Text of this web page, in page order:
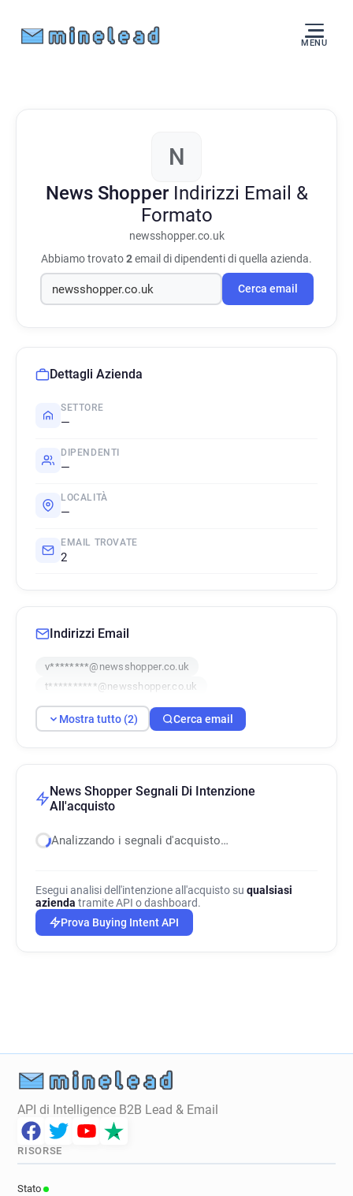
MENU
N
News Shopper Indirizzi Email &
Formato
newsshopper.co.uk
Abbiamo trovato2email di dipendenti di quella azienda.
Cerca email
Dettagli Azienda
SETTORE
—
DIPENDENTI
—
LOCALITÀ
—
EMAIL TROVATE
2
Indirizzi Email
v********@newsshopper.co.uk
t**********@newsshopper.co.uk
Mostra tutto (2) Cerca email
News Shopper Segnali Di Intenzione
All'acquisto
Analizzando i segnali d'acquisto…
Esegui analisi dell'intenzione all'acquisto su qualsiasi
azienda tramite API o dashboard.
Prova Buying Intent API
API di Intelligence B2B Lead & Email
RISORSE
Stato